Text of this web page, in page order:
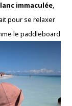
immaculée,
pour se relaxer
le paddleboard